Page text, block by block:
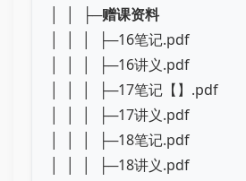
│ │ ├─赠课资料
│ │ │ ├─16笔记.pdf
│ │ │ ├─16讲义.pdf
│ │ │ ├─17笔记【】.pdf
│ │ │ ├─17讲义.pdf
│ │ │ ├─18笔记.pdf
│ │ │ ├─18讲义.pdf